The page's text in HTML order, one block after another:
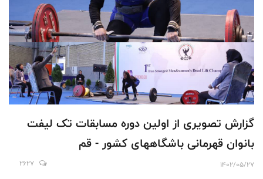
گزارش تصویری از اولین دوره مسابقات تک لیفت
بانوان قهرمانی باشگاههای کشور - قم
1402/05/27
2627